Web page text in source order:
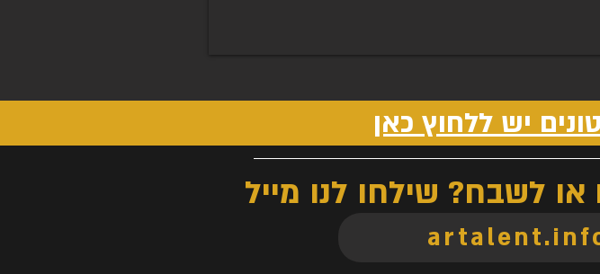
יש ללחוץ כאן
לשבח? שילחו לנו מייל